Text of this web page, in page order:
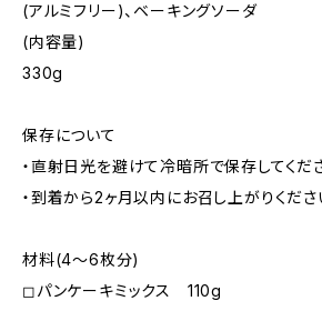
(アルミフリー)、ベーキングソーダ
(内容量)
330g
保存について
・直射日光を避けて冷暗所で保存してくだ
・到着から2ヶ月以内にお召し上がりくださ
材料(4〜6枚分)
◻︎パンケーキミックス 110g